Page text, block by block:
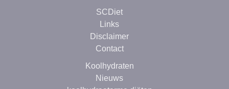
SCDiet
Links
Disclaimer
Contact
Koolhydraten
Nieuws